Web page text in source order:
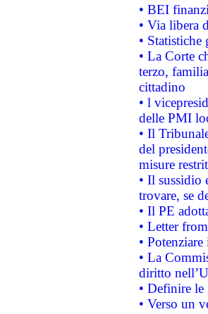
• BEI
• Via libera
•
• La Corte
terzo,
cittadino
• l
delle PMI
• Il
del
misure
• Il sussidio
trovare, se
• Il PE
• Letter
•
• La
diritto
• Definire
• Verso un